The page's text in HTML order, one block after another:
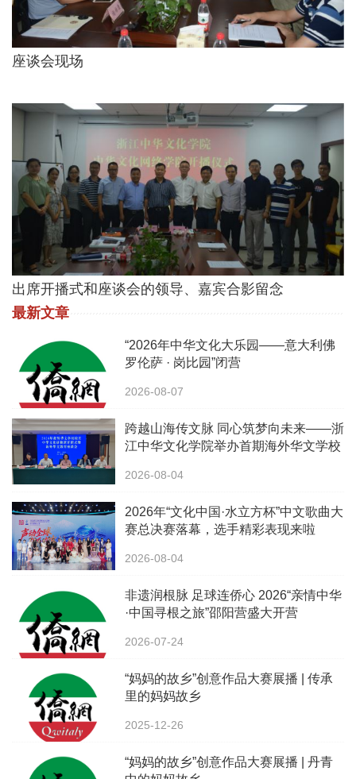
座谈会现场
出席开播式和座谈会的领导、嘉宾合影留念
最新文章
“2026年中华文化大乐园——意大利佛
罗伦萨 · 岗比园”闭营
2026-08-07
跨越山海传文脉 同心筑梦向未来——浙
江中华文化学院举办首期海外华文学校
2026-08-04
2026年“文化中国·水立方杯”中文歌曲大
赛总决赛落幕，选手精彩表现来啦
2026-08-04
非遗润根脉 足球连侨心 2026“亲情中华
·中国寻根之旅”邵阳营盛大开营
2026-07-24
“妈妈的故乡”创意作品大赛展播 | 传承
里的妈妈故乡
2025-12-26
“妈妈的故乡”创意作品大赛展播 | 丹青